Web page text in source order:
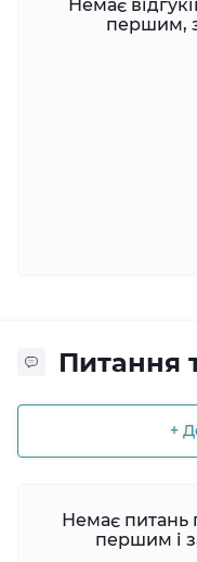
Немає
першим,
Питання
+
Немає питань
першим і